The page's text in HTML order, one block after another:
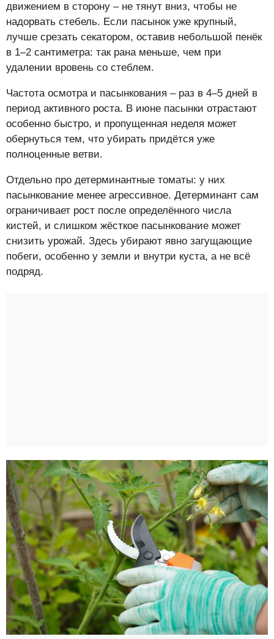
движением в сторону – не тянут вниз, чтобы не
надорвать стебель. Если пасынок уже крупный,
лучше срезать секатором, оставив небольшой пенёк
в 1–2 сантиметра: так рана меньше, чем при
удалении вровень со стеблем.
Частота осмотра и пасынкования – раз в 4–5 дней в
период активного роста. В июне пасынки отрастают
особенно быстро, и пропущенная неделя может
обернуться тем, что убирать придётся уже
полноценные ветви.
Отдельно про детерминантные томаты: у них
пасынкование менее агрессивное. Детерминант сам
ограничивает рост после определённого числа
кистей, и слишком жёсткое пасынкование может
снизить урожай. Здесь убирают явно загущающие
побеги, особенно у земли и внутри куста, а не всё
подряд.